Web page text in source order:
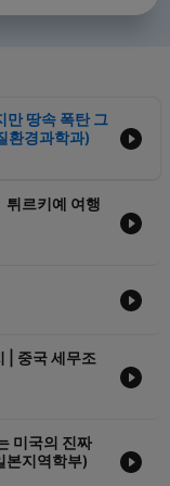
땅속 폭탄 그
환경과학과)
튀르키예 여행
| 중국 세무조
미국의 진짜
본지역학부)